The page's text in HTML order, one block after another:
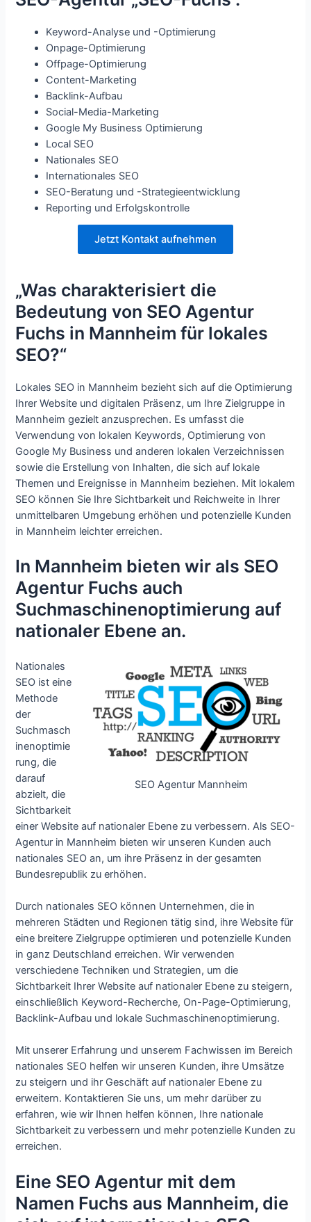
Keyword-Analyse und -Optimierung
Onpage-Optimierung
Offpage-Optimierung
Content-Marketing
Backlink-Aufbau
Social-Media-Marketing
Google My Business Optimierung
Local SEO
Nationales SEO
Internationales SEO
SEO-Beratung und -Strategieentwicklung
Reporting und Erfolgskontrolle
Jetzt Kontakt aufnehmen
„Was charakterisiert die
Bedeutung von SEO Agentur
Fuchs in Mannheim für lokales
SEO?“
Lokales SEO in Mannheim bezieht sich auf die Optimierung
Ihrer Website und digitalen Präsenz, um Ihre Zielgruppe in
Mannheim gezielt anzusprechen. Es umfasst die
Verwendung von lokalen Keywords, Optimierung von
Google My Business und anderen lokalen Verzeichnissen
sowie die Erstellung von Inhalten, die sich auf lokale
Themen und Ereignisse in Mannheim beziehen. Mit lokalem
SEO können Sie Ihre Sichtbarkeit und Reichweite in Ihrer
unmittelbaren Umgebung erhöhen und potenzielle Kunden
in Mannheim leichter erreichen.
In Mannheim bieten wir als SEO
Agentur Fuchs auch
Suchmaschinenoptimierung auf
nationaler Ebene an.
SEO Agentur Mannheim
Nationales
SEO ist eine
Methode
der
Suchmasch
inenoptimie
rung, die
darauf
abzielt, die
Sichtbarkeit
einer Website auf nationaler Ebene zu verbessern. Als SEO-
Agentur in Mannheim bieten wir unseren Kunden auch
nationales SEO an, um ihre Präsenz in der gesamten
Bundesrepublik zu erhöhen.
Durch nationales SEO können Unternehmen, die in
mehreren Städten und Regionen tätig sind, ihre Website für
eine breitere Zielgruppe optimieren und potenzielle Kunden
in ganz Deutschland erreichen. Wir verwenden
verschiedene Techniken und Strategien, um die
Sichtbarkeit Ihrer Website auf nationaler Ebene zu steigern,
einschließlich Keyword-Recherche, On-Page-Optimierung,
Backlink-Aufbau und lokale Suchmaschinenoptimierung.
Mit unserer Erfahrung und unserem Fachwissen im Bereich
nationales SEO helfen wir unseren Kunden, ihre Umsätze
zu steigern und ihr Geschäft auf nationaler Ebene zu
erweitern. Kontaktieren Sie uns, um mehr darüber zu
erfahren, wie wir Ihnen helfen können, Ihre nationale
Sichtbarkeit zu verbessern und mehr potenzielle Kunden zu
erreichen.
Eine SEO Agentur mit dem
Namen Fuchs aus Mannheim, die